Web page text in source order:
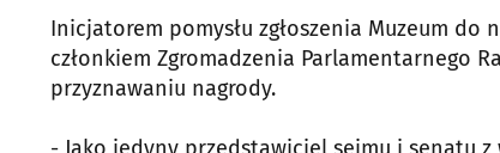
Inicjatorem pomysłu zgłoszenia Muzeum
członkiem Zgromadzenia Parlamentarnego
przyznawaniu nagrody.